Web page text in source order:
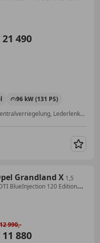
21 490
96 kW (131 PS)
Alufelgen, Navigationssystem, Isofix, Zentralverriegelung, Lederlenkrad, Sportsitze, ESP, Servolenkung
Grandland X 1,5
BlueInjection 120 Edition
11 880
990,-